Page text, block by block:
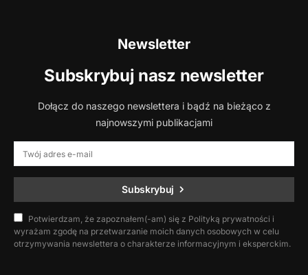
Newsletter
Subskrybuj nasz newsletter
Dołącz do naszego newslettera i bądź na bieżąco z
najnowszymi publikacjami
Subskrybuj
Potwierdzam, że zapoznałem(-am) się z Polityką prywatności i
wyrażam zgodę na przetwarzanie moich danych osobowych w celu
otrzymywania newslettera o charakterze informacyjnym i eksperckim.